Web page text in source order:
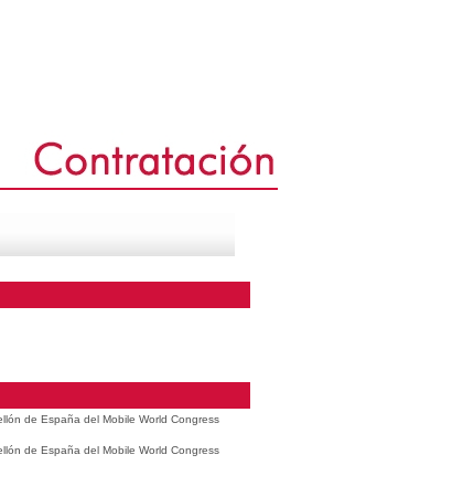
de España del Mobile World Congress
de España del Mobile World Congress